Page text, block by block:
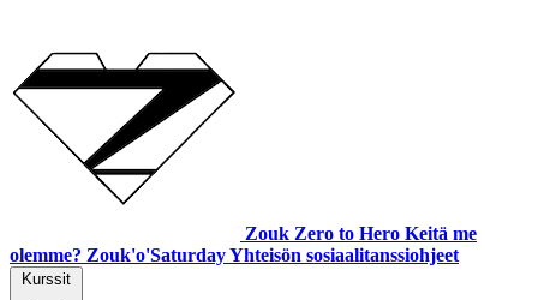
Zouk Zero to Hero Keitä me
olemme? Zouk'o'SaturdayYhteisön sosiaalitanssiohjeet